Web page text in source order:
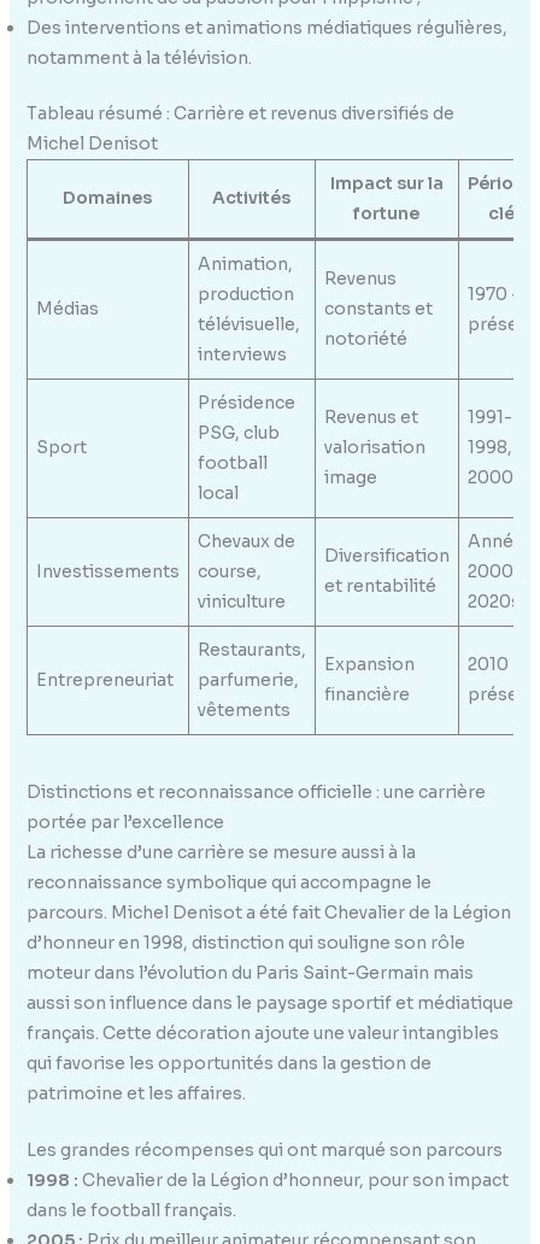
Des interventions et animations médiatiques régulières,
notamment à la télévision.
Tableau résumé : Carrière et revenus diversifiés de
Michel Denisot
Domaines Activités
Impact sur la
fortune
Période
clé
Médias
Animation,
production
télévisuelle,
interviews
Revenus
constants et
notoriété
1970 –
présent
Sport
Présidence
PSG, club
football
local
Revenus et
valorisation
image
1991-
1998,
2000s
Investissements
Chevaux de
course,
viniculture
Diversification
et rentabilité
Années
2000 –
2020s
Entrepreneuriat
Restaurants,
parfumerie,
vêtements
Expansion
financière
2010 –
présent
Distinctions et reconnaissance officielle : une carrière
portée par l’excellence
La richesse d’une carrière se mesure aussi à la
reconnaissance symbolique qui accompagne le
parcours. Michel Denisot a été fait Chevalier de la Légion
d’honneur en 1998, distinction qui souligne son rôle
moteur dans l’évolution du Paris Saint-Germain mais
aussi son influence dans le paysage sportif et médiatique
français. Cette décoration ajoute une valeur intangibles
qui favorise les opportunités dans la gestion de
patrimoine et les affaires.
Les grandes récompenses qui ont marqué son parcours
1998 : Chevalier de la Légion d’honneur, pour son impact
dans le football français.